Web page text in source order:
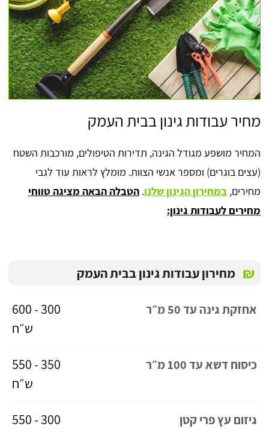
מחיר עבודות גינון בבית העמק
המחיר מושפע מגודל הגינה, תדירות הטיפולים, מורכבות השטח
(עצים בוגרים) ומספר אנשי הצוות. מומלץ לראות עוד לגבי
מחירים, במחירון הגינון שלנו. הטבלה הבאה מציגה טווחי
מחירים לעבודות גינון:
₪ מחירון עבודות גינון בבית העמק
אחזקת גינה עד 50 מ״ר
300 - 600
ש״ח
כיסוח דשא עד 100 מ״ר
350 - 550
ש״ח
גיזום עץ פרי קטן
300 - 550